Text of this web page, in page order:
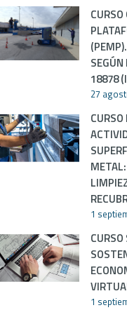
CURSO
18878
27
1
1